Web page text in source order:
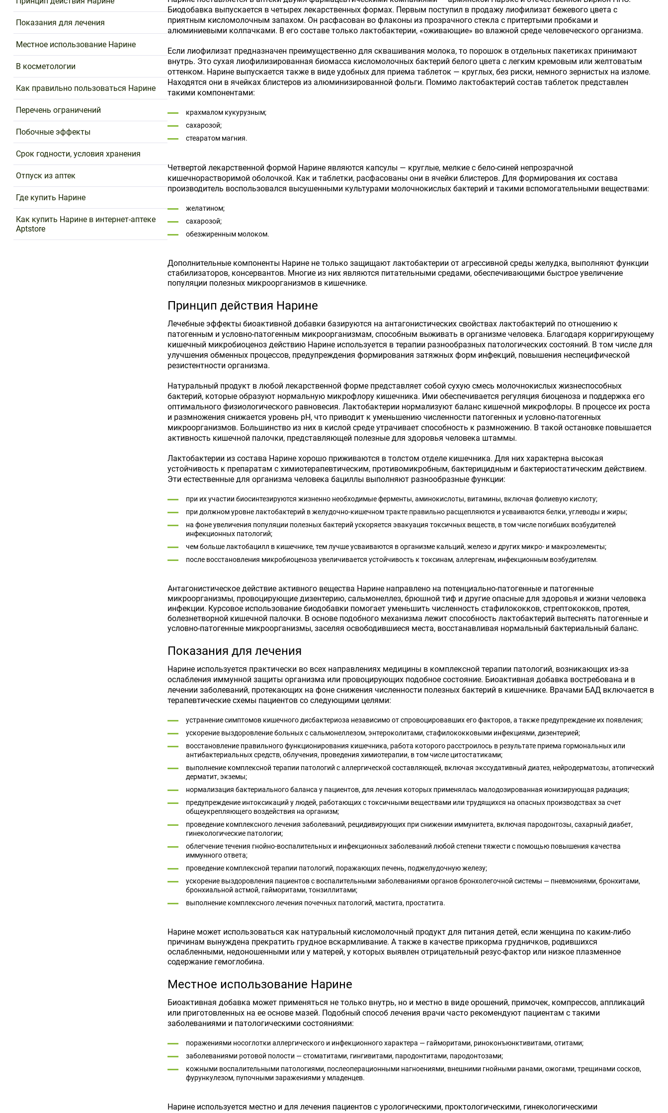
Показания для лечения
Местное использование Нарине
В косметологии
Как правильно пользоваться Нарине
Перечень ограничений
Побочные эффекты
Срок годности, условия хранения
Отпуск из аптек
Где купить Нарине
Как купить Нарине в интернет-аптеке
Aptstore
Биодобавка выпускается в четырех лекарственных формах. Первым поступил в продажу лиофилизат бежевого цвета с
приятным кисломолочным запахом. Он расфасован во флаконы из прозрачного стекла с притертыми пробками и
алюминиевыми колпачками. В его составе только лактобактерии, «оживающие» во влажной среде человеческого организма.
Если лиофилизат предназначен преимущественно для сквашивания молока, то порошок в отдельных пакетиках принимают
внутрь. Это сухая лиофилизированная биомасса кисломолочных бактерий белого цвета с легким кремовым или желтоватым
оттенком. Нарине выпускается также в виде удобных для приема таблеток — круглых, без риски, немного зернистых на изломе.
Находятся они в ячейках блистеров из алюминизированной фольги. Помимо лактобактерий состав таблеток представлен
такими компонентами:
крахмалом кукурузным;
сахарозой;
стеаратом магния.
Четвертой лекарственной формой Нарине являются капсулы — круглые, мелкие с бело-синей непрозрачной
кишечнорастворимой оболочкой. Как и таблетки, расфасованы они в ячейки блистеров. Для формирования их состава
производитель воспользовался высушенными культурами молочнокислых бактерий и такими вспомогательными веществами:
желатином;
сахарозой;
обезжиренным молоком.
Дополнительные компоненты Нарине не только защищают лактобактерии от агрессивной среды желудка, выполняют функции
стабилизаторов, консервантов. Многие из них являются питательными средами, обеспечивающими быстрое увеличение
популяции полезных микроорганизмов в кишечнике.
Принцип действия Нарине
Лечебные эффекты биоактивной добавки базируются на антагонистических свойствах лактобактерий по отношению к
патогенным и условно-патогенным микроорганизмам, способным выживать в организме человека. Благодаря корригирующему
кишечный микробиоценоз действию Нарине используется в терапии разнообразных патологических состояний. В том числе для
улучшения обменных процессов, предупреждения формирования затяжных форм инфекций, повышения неспецифической
резистентности организма.
Натуральный продукт в любой лекарственной форме представляет собой сухую смесь молочнокислых жизнеспособных
бактерий, которые образуют нормальную микрофлору кишечника. Ими обеспечивается регуляция биоценоза и поддержка его
оптимального физиологического равновесия. Лактобактерии нормализуют баланс кишечной микрофлоры. В процессе их роста
и размножения снижается уровень pH, что приводит к уменьшению численности патогенных и условно-патогенных
микроорганизмов. Большинство из них в кислой среде утрачивает способность к размножению. В такой остановке повышается
активность кишечной палочки, представляющей полезные для здоровья человека штаммы.
Лактобактерии из состава Нарине хорошо приживаются в толстом отделе кишечника. Для них характерна высокая
устойчивость к препаратам с химиотерапевтическим, противомикробным, бактерицидным и бактериостатическим действием.
Эти естественные для организма человека бациллы выполняют разнообразные функции:
при их участии биосинтезируются жизненно необходимые ферменты, аминокислоты, витамины, включая фолиевую кислоту;
при должном уровне лактобактерий в желудочно-кишечном тракте правильно расщепляются и усваиваются белки, углеводы и жиры;
на фоне увеличения популяции полезных бактерий ускоряется эвакуация токсичных веществ, в том числе погибших возбудителей
инфекционных патологий;
чем больше лактобацилл в кишечнике, тем лучше усваиваются в организме кальций, железо и других микро- и макроэлементы;
после восстановления микробиоценоза увеличивается устойчивость к токсинам, аллергенам, инфекционным возбудителям.
Антагонистическое действие активного вещества Нарине направлено на потенциально-патогенные и патогенные
микроорганизмы, провоцирующие дизентерию, сальмонеллез, брюшной тиф и другие опасные для здоровья и жизни человека
инфекции. Курсовое использование биодобавки помогает уменьшить численность стафилококков, стрептококков, протея,
болезнетворной кишечной палочки. В основе подобного механизма лежит способность лактобактерий вытеснять патогенные и
условно-патогенные микроорганизмы, заселяя освободившиеся места, восстанавливая нормальный бактериальный баланс.
Показания для лечения
Нарине используется практически во всех направлениях медицины в комплексной терапии патологий, возникающих из-за
ослабления иммунной защиты организма или провоцирующих подобное состояние. Биоактивная добавка востребована и в
лечении заболеваний, протекающих на фоне снижения численности полезных бактерий в кишечнике. Врачами БАД включается в
терапевтические схемы пациентов со следующими целями:
устранение симптомов кишечного дисбактериоза независимо от спровоцировавших его факторов, а также предупреждение их появления;
ускорение выздоровление больных с сальмонеллезом, энтероколитами, стафилококковыми инфекциями, дизентерией;
восстановление правильного функционирования кишечника, работа которого расстроилось в результате приема гормональных или
антибактериальных средств, облучения, проведения химиотерапии, в том числе цитостатиками;
выполнение комплексной терапии патологий с аллергической составляющей, включая экссудативный диатез, нейродерматозы, атопический
дерматит, экземы;
нормализация бактериального баланса у пациентов, для лечения которых применялась малодозированная ионизирующая радиация;
предупреждение интоксикаций у людей, работающих с токсичными веществами или трудящихся на опасных производствах за счет
общеукрепляющего воздействия на организм;
проведение комплексного лечения заболеваний, рецидивирующих при снижении иммунитета, включая пародонтозы, сахарный диабет,
гинекологические патологии;
облегчение течения гнойно-воспалительных и инфекционных заболеваний любой степени тяжести с помощью повышения качества
иммунного ответа;
проведение комплексной терапии патологий, поражающих печень, поджелудочную железу;
ускорение выздоровления пациентов с воспалительными заболеваниями органов бронхолегочной системы — пневмониями, бронхитами,
бронхиальной астмой, гайморитами, тонзиллитами;
выполнение комплексного лечения почечных патологий, мастита, простатита.
Нарине может использоваться как натуральный кисломолочный продукт для питания детей, если женщина по каким-либо
причинам вынуждена прекратить грудное вскармливание. А также в качестве прикорма грудничков, родившихся
ослабленными, недоношенными или у матерей, у которых выявлен отрицательный резус-фактор или низкое плазменное
содержание гемоглобина.
Местное использование Нарине
Биоактивная добавка может применяться не только внутрь, но и местно в виде орошений, примочек, компрессов, аппликаций
или приготовленных на ее основе мазей. Подобный способ лечения врачи часто рекомендуют пациентам с такими
заболеваниями и патологическими состояниями:
поражениями носоглотки аллергического и инфекционного характера — гайморитами, риноконъюнктивитами, отитами;
заболеваниями ротовой полости — стоматитами, гингивитами, пародонтитами, пародонтозами;
кожными воспалительными патологиями, послеоперационными нагноениями, внешними гнойными ранами, ожогами, трещинами сосков,
фурункулезом, пупочными заражениями у младенцев.
Нарине используется местно и для лечения пациентов с урологическими, проктологическими, гинекологическими